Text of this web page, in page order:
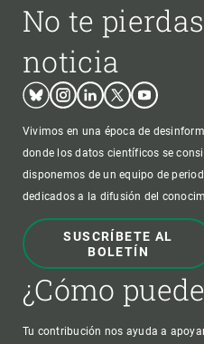
No te
noticia
BlueskyInstagram
LinkedinTwitterYoutube
Vivimos en una época de
donde los datos científicos se
disponemos de un equipo de
dedicados a la difusión del
SUSCRÍBETE AL
BOLETÍN
¿Cómo
Tu contribución nos ayuda a